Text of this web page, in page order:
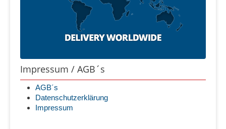
Impressum / AGB´s
AGB´s
Datenschutzerklärung
Impressum